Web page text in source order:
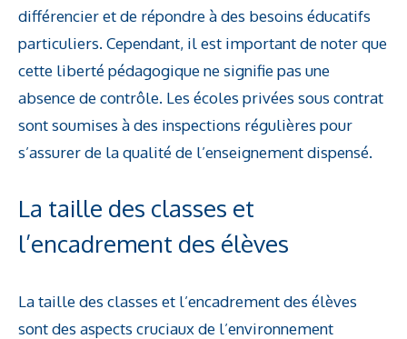
différencier et de répondre à des besoins éducatifs
particuliers. Cependant, il est important de noter que
cette liberté pédagogique ne signifie pas une
absence de contrôle. Les écoles privées sous contrat
sont soumises à des inspections régulières pour
s’assurer de la qualité de l’enseignement dispensé.
La taille des classes et
l’encadrement des élèves
La taille des classes et l’encadrement des élèves
sont des aspects cruciaux de l’environnement